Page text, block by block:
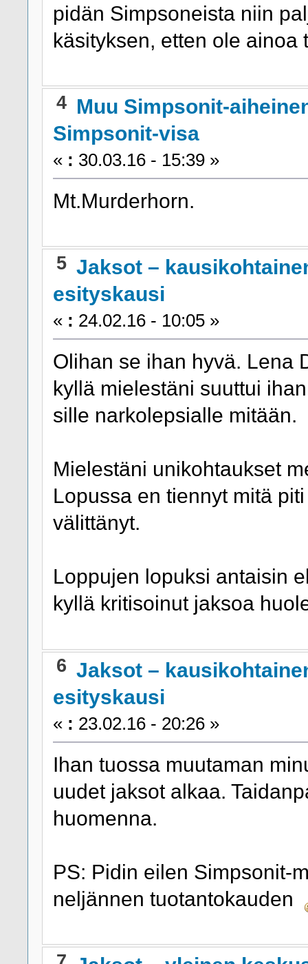
pidän Simpsoneista niin
käsityksen, etten ole
4 Muu Simpsonit-
Simpsonit-visa
« : 30.03.16 - 15:39 »
Mt.Murderhorn.
5 Jaksot –
esityskausi
« : 24.02.16 - 10:05 »
Olihan se ihan hyvä. Lena
kyllä mielestäni suuttui
sille narkolepsialle mitään.
Mielestäni unikohtaukset
Lopussa en tiennyt mitä
välittänyt.
Loppujen lopuksi antaisin
kyllä kritisoinut jaksoa
6 Jaksot –
esityskausi
« : 23.02.16 - 20:26 »
Ihan tuossa muutaman
uudet jaksot alkaa.
huomenna.
PS: Pidin eilen Simpsonit-
neljännen tuotantokauden